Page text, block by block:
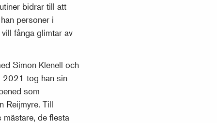
bidrar till att
personer i
fånga glimtar av
Simon Klenell och
2021 tog han sin
som
Reijmyre. Till
mästare, de flesta